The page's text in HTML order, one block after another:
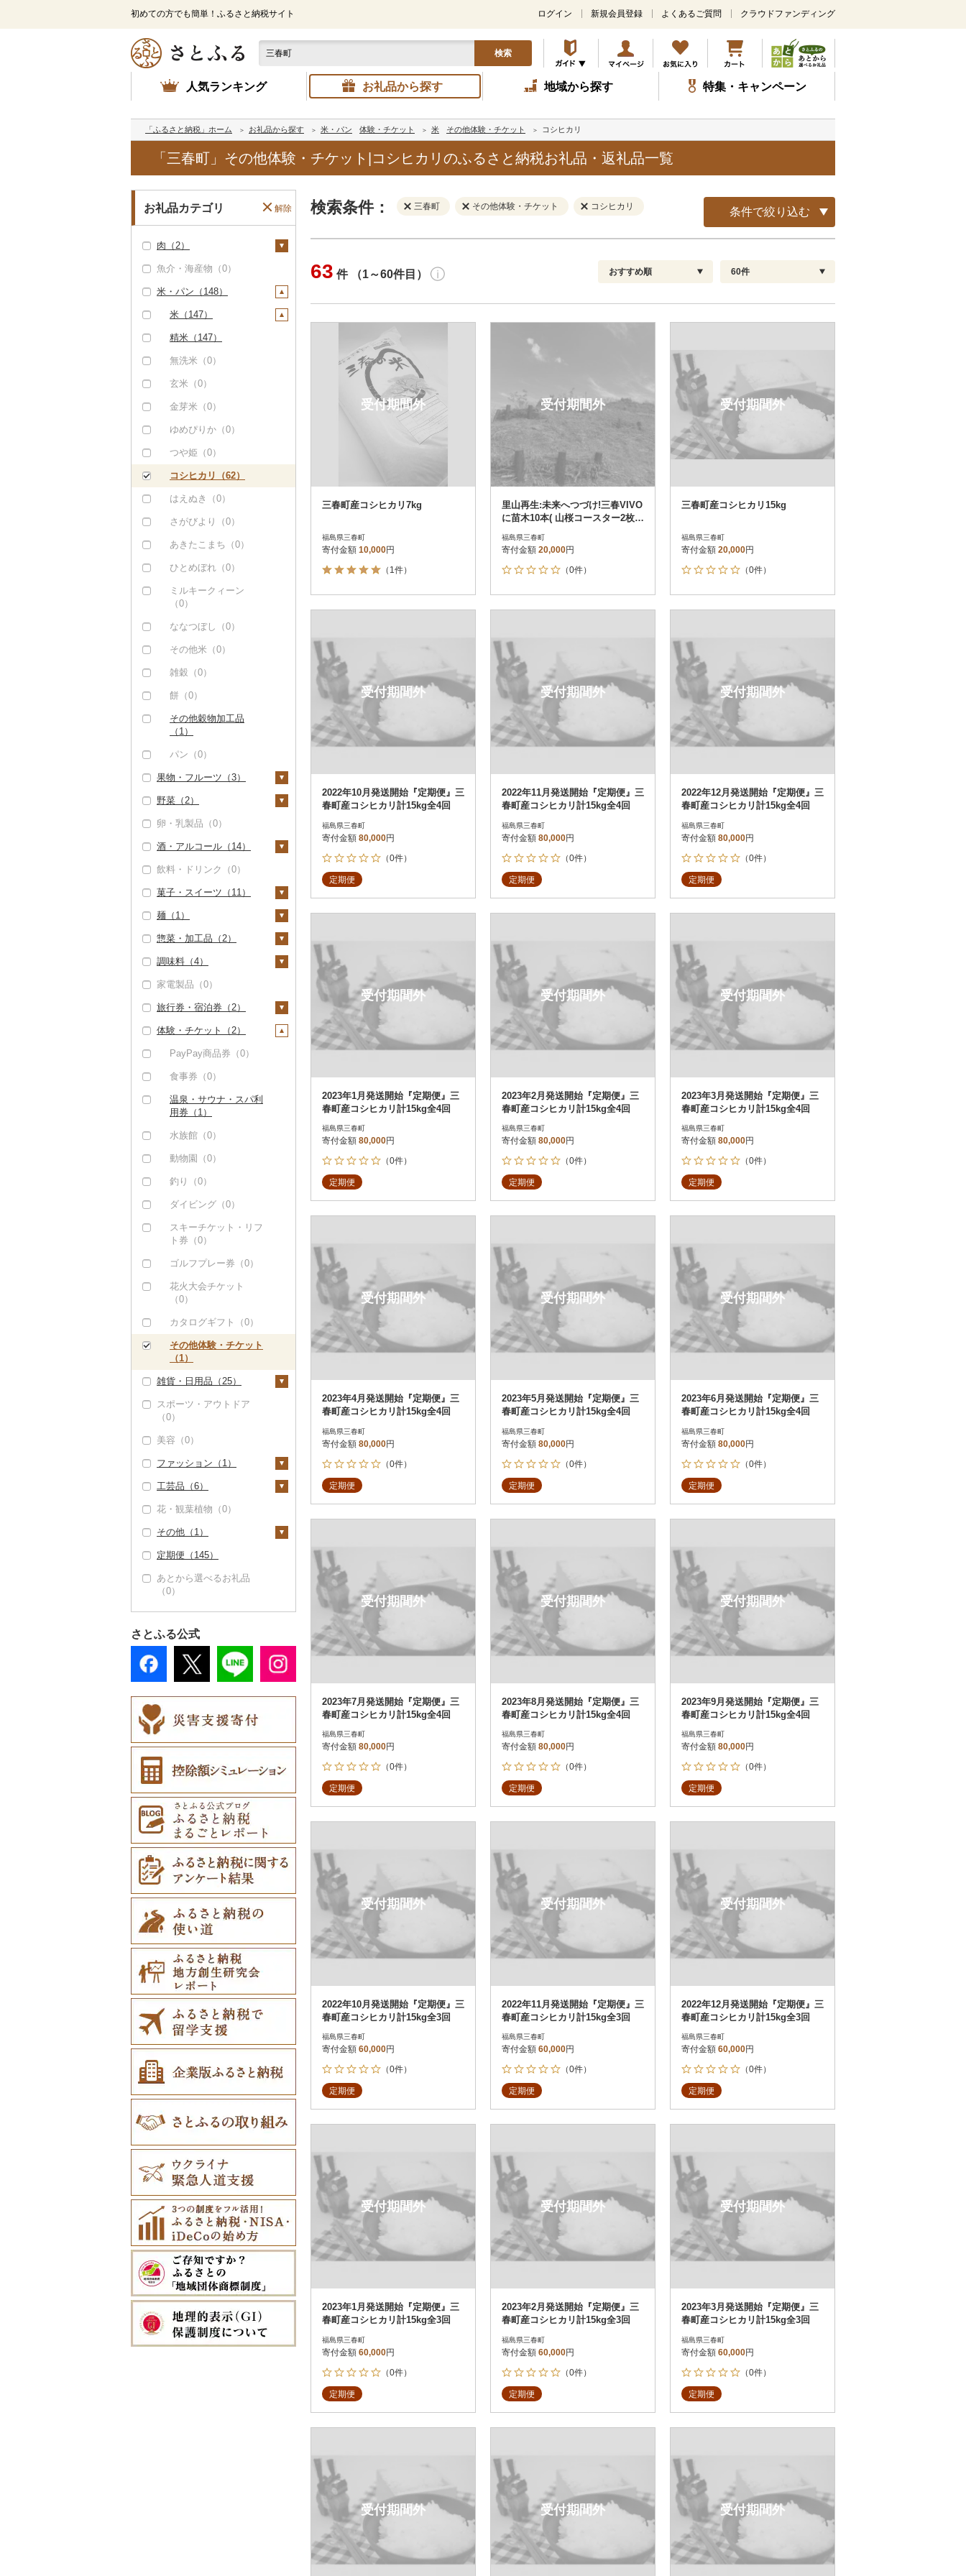
初めての方でも簡単！ふるさと納税サイト
メ
ン
コ
ン
テ
ツ
ッ
ログイン 新規会員登録 よくあるご質問 クラウドファンディング
検索
人気ランキング お礼品から探す 地域から探す 特集・キャンペーン
「ふるさと納税」ホーム お礼品から探す 米・パン 体験・チケット 米 その他体験・チケット コシヒカリ
「三春町」その他体験・チケット|コシヒカリのふるさと納税お礼品・返礼品一覧
お礼品カテゴリ 解除
肉（2）
牛肉（精肉）（1）
ステーキ（0）
すき焼き（0）
しゃぶしゃぶ（0）
焼肉（0）
牛タン（0）
和牛（0）
黒毛和牛（1）
白老牛（0）
仙台牛（0）
米沢牛（0）
山形牛（0）
常陸牛（0）
上州牛（0）
飛騨牛（0）
（0）
但馬牛（0）
土佐あかうし（0）
佐賀牛（0）
（0）
牛肉（加工品）（0）
豚肉（精肉）（0）
豚肉（加工品）（0）
鶏肉（0）
鹿肉（0）
馬肉（1）
羊肉・ラム肉（ジンギ
鴨肉（0）
猪肉（0）
（0）
魚介・海産物（0）
米・パン（148）
米（147）
精米（147）
無洗米（0）
玄米（0）
金芽米（0）
ゆめぴりか（0）
つや姫（0）
コシヒカリ（62）
はえぬき（0）
さがびより（0）
あきたこまち（0）
ひとめぼれ（0）
ミルキークィーン
（0）
ななつぼし（0）
その他米（0）
雑穀（0）
餅（0）
その他穀物加工品
（1）
パン（0）
果物・フルーツ（3）
ぶどう・マスカット
その他果物（2）
びわ（0）
ブルーベリー（2）
パイナップル（0）
栗（0）
その他果物（0）
野菜（2）
いも（0）
トマト（0）
玉ねぎ（0）
ねぎ（0）
とうもろこし（0）
根菜（1）
人参（0）
大根（0）
自然薯（0）
レンコン（0）
にんにく・生姜（1）
その他根菜（0）
アスパラガス（0）
豆（0）
きのこ（0）
その他野菜（1）
山菜（0）
かぼちゃ（0）
茄子（0）
卵・乳製品（0）
酒・アルコール（14）
ビール・発泡酒（0）
日本酒（11）
純米大吟醸（3）
純米吟醸（3）
大吟醸（5）
吟醸（0）
その他日本酒（3）
焼酎（3）
芋焼酎（0）
麦焼酎（0）
米焼酎（0）
黒糖焼酎（0）
その他焼酎（3）
梅酒（2）
泡盛（0）
ワイン（0）
ウイスキー（0）
リキュール・洋酒
その他酒（0）
飲料・ドリンク（0）
菓子・スイーツ（11）
ケーキ（5）
クッキー（4）
焼き菓子（2）
プリン（0）
ゼリー（0）
チョコレート（0）
カステラ（0）
アイス・ジェラート
その他洋菓子（0）
煎餅・おかき（0）
羊羹（0）
饅頭（0）
大福（0）
その他和菓子（1）
麺（1）
ラーメン（0）
うどん（0）
そば（0）
パスタ（0）
ひやむぎ（0）
そうめん（1）
その他麺（0）
惣菜・加工品（2）
惣菜（1）
餃子（0）
シュウマイ（0）
コロッケ（0）
その他惣菜（1）
カレー・シチュー
豆腐・納豆（0）
漬物（0）
缶詰・瓶詰（0）
乾物（0）
燻製（スモーク）
おせち（0）
その他加工品（1）
調味料（4）
砂糖（0）
塩（0）
醤油（0）
味噌（0）
酢（0）
だし（0）
家電製品（0）
旅行券・宿泊券（2）
旅行券（0）
宿泊券（2）
体験・チケット（2）
PayPay商品券（0）
食事券（0）
温泉・サウナ・スパ利
用券（1）
水族館（0）
動物園（0）
釣り（0）
ダイビング（0）
スキーチケット・リフ
ト券（0）
ゴルフプレー券（0）
花火大会チケット
（0）
カタログギフト（0）
その他体験・チケット
（1）
雑貨・日用品（25）
家具・インテリア（1
7）
タンス（0）
机・テーブル（5）
椅子・チェア・ソファ
ア（0）
寝具（0）
タオル（0）
文房具・印鑑（0）
食器（1）
グラス・カップ（0）
タンブラー（0）
箸（0）
ナイフ（1）
皿・椀（1）
弁当箱（0）
その他食器（0）
キッチン用品（4）
包丁（0）
フライパン（0）
土鍋（0）
その他キッチン用品
（4）
日用品（1）
洗剤（0）
（0）
ティッシュ（0）
その他日用品（1）
楽器・器材（0）
（0）
ご当地キャラクター
（0）
ベビー用品（0）
ペット用品（0）
防災グッズ（0）
その他雑貨（2）
スポーツ・アウトドア
（0）
美容（0）
ファッション（1）
鞄・バッグ（0）
洋服（1）
女性・レディース
子供・ベビー（0）
その他洋服（0）
和服（0）
靴・履物（0）
アクセサリー（0）
工芸品（6）
織物（0）
陶器・漆器（0）
その他装飾品・工芸品
数珠（0）
工芸品（0）
播州そろばん（0）
美濃和紙（0）
民芸品（4）
花・観葉植物（0）
その他（1）
地域サービス（1）
その他（0）
定期便（145）
あとから選べるお礼品
（0）
さとふる公式
検索条件： 三春町 その他体験・チケット コシヒカリ 条件で絞り込む
決済方法
PayPay
クレジットカード決済
ソフトバンクまとめて支払い
d払い
解除
発送種別
通常
配送指定 解除
お届け日時指定可
お届け時間帯指定可
その他 解除
さとふる限定のお礼品
定期便
さとふるアプリdeワンストップ申請
対象
結果を見る（
63 件 （1～60件目） おすすめ順
新着順
寄付金額が低い順
60件
60
受付期間外
三春町産コシヒカリ7kg
福島県三春町
寄付金額 10,000円
（1件）
受付期間外
里山再生:未来へつづけ!三春VIVO
に苗木10本( 山桜コースター2枚付
福島県三春町
寄付金額 20,000円
（0件）
受付期間外
三春町産コシヒカリ15kg
福島県三春町
寄付金額 20,000円
（0件）
受付期間外
2022年10月発送開始『定期便』三
春町産コシヒカリ計15kg全4回
福島県三春町
寄付金額 80,000円
（0件）
定期便
受付期間外
2022年11月発送開始『定期便』三
春町産コシヒカリ計15kg全4回
福島県三春町
寄付金額 80,000円
（0件）
定期便
受付期間外
2022年12月発送開始『定期便』三
春町産コシヒカリ計15kg全4回
福島県三春町
寄付金額 80,000円
（0件）
定期便
受付期間外
2023年1月発送開始『定期便』三
春町産コシヒカリ計15kg全4回
福島県三春町
寄付金額 80,000円
（0件）
定期便
受付期間外
2023年2月発送開始『定期便』三
春町産コシヒカリ計15kg全4回
福島県三春町
寄付金額 80,000円
（0件）
定期便
受付期間外
2023年3月発送開始『定期便』三
春町産コシヒカリ計15kg全4回
福島県三春町
寄付金額 80,000円
（0件）
定期便
受付期間外
2023年4月発送開始『定期便』三
春町産コシヒカリ計15kg全4回
福島県三春町
寄付金額 80,000円
（0件）
定期便
受付期間外
2023年5月発送開始『定期便』三
春町産コシヒカリ計15kg全4回
福島県三春町
寄付金額 80,000円
（0件）
定期便
受付期間外
2023年6月発送開始『定期便』三
春町産コシヒカリ計15kg全4回
福島県三春町
寄付金額 80,000円
（0件）
定期便
受付期間外
2023年7月発送開始『定期便』三
春町産コシヒカリ計15kg全4回
福島県三春町
寄付金額 80,000円
（0件）
定期便
受付期間外
2023年8月発送開始『定期便』三
春町産コシヒカリ計15kg全4回
福島県三春町
寄付金額 80,000円
（0件）
定期便
受付期間外
2023年9月発送開始『定期便』三
春町産コシヒカリ計15kg全4回
福島県三春町
寄付金額 80,000円
（0件）
定期便
受付期間外
2022年10月発送開始『定期便』三
春町産コシヒカリ計15kg全3回
福島県三春町
寄付金額 60,000円
（0件）
定期便
受付期間外
2022年11月発送開始『定期便』三
春町産コシヒカリ計15kg全3回
福島県三春町
寄付金額 60,000円
（0件）
定期便
受付期間外
2022年12月発送開始『定期便』三
春町産コシヒカリ計15kg全3回
福島県三春町
寄付金額 60,000円
（0件）
定期便
受付期間外
2023年1月発送開始『定期便』三
春町産コシヒカリ計15kg全3回
福島県三春町
寄付金額 60,000円
（0件）
定期便
受付期間外
2023年2月発送開始『定期便』三
春町産コシヒカリ計15kg全3回
福島県三春町
寄付金額 60,000円
（0件）
定期便
受付期間外
2023年3月発送開始『定期便』三
春町産コシヒカリ計15kg全3回
福島県三春町
寄付金額 60,000円
（0件）
定期便
受付期間外 受付期間外 受付期間外